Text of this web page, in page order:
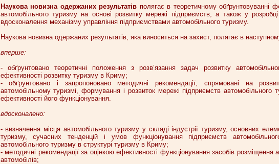
Наукова новизна одержаних результатів полягає в теоретичному обґрунтовуванні
автомобільного туризму на основі розвитку мережі підприємств, а також у
вдосконалення механізму управління підприємствами автомобільного туризму.
Наукова новизна одержаних результатів, яка виноситься на захист, полягає в
вперше:
- обґрунтовано теоретичні положення з розв’язання задач розвитку
ефективності розвитку туризму в Криму;
- обґрунтовано і запропоновано методичні рекомендації, спрямовані на
автомобільному туризмі, формування і розвиток мережі підприємств
ефективності його функціонування.
вдосконалено:
- визначення місця автомобільного туризму у складі індустрії туризму, основних
туризму, сучасних тенденцій і умов функціонування підприємств
автомобільного туризму в структурі туризму в Криму;
- методичні рекомендації за оцінкою ефективності функціонування засобів розміщення
автомобілів;